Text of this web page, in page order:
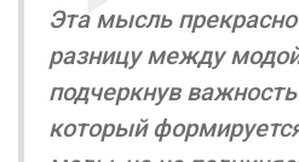
Эта мысль
разницу между
подчеркнув
который